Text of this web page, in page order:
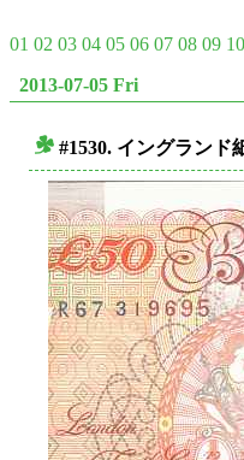
01 02 03 04 05 06 07 08 09 10
2013-07-05 Fri
#1530. イングランド